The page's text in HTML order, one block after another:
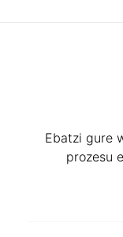
Ebatzi gure
prozesu